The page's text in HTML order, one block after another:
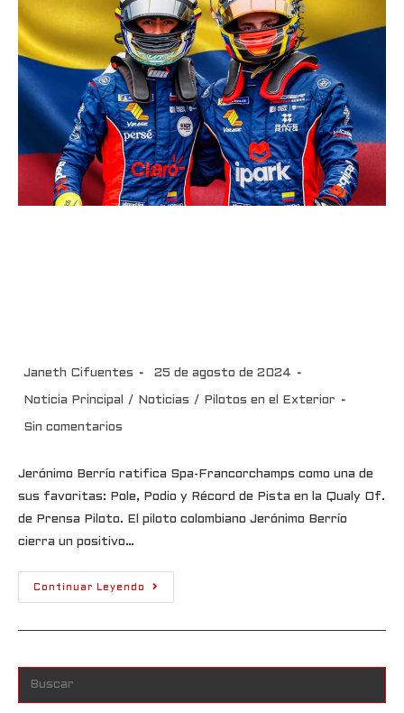
Janeth Cifuentes 25 de agosto de 2024
Noticia Principal / Noticias / Pilotos en el Exterior
Sin comentarios
Jerónimo Berrío ratifica Spa-Francorchamps como una de
sus favoritas: Pole, Podio y Récord de Pista en la Qualy Of.
de Prensa Piloto. El piloto colombiano Jerónimo Berrío
cierra un positivo…
Continuar Leyendo